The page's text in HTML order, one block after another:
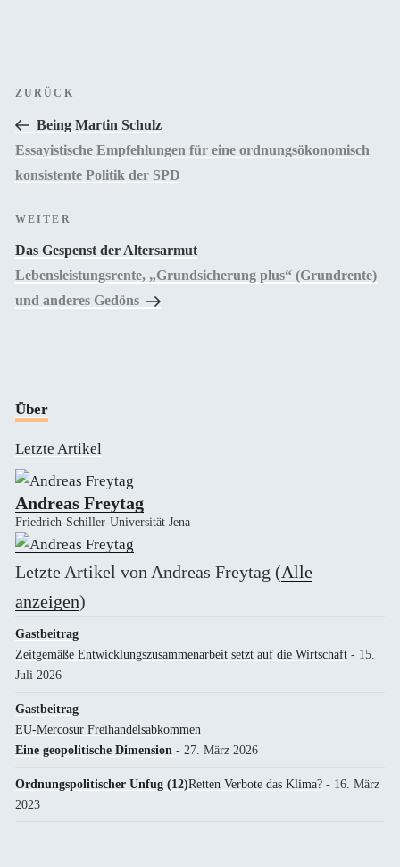
Beitragsnavigation
Vorheriger
Beitrag
ZURÜCK
Being Martin Schulz
Essayistische Empfehlungen für eine ordnungsökonomisch
konsistente Politik der SPD
Nächster
Beitrag
WEITER
Das Gespenst der Altersarmut
Lebensleistungsrente, „Grundsicherung plus“ (Grundrente)
und anderes Gedöns
Über
Letzte Artikel
Andreas Freytag
Friedrich-Schiller-Universität Jena
Letzte Artikel von Andreas Freytag (Alle
anzeigen)
Gastbeitrag
Zeitgemäße Entwicklungszusammenarbeit setzt auf die Wirtschaft - 15.
Juli 2026
Gastbeitrag
EU-Mercosur Freihandelsabkommen
Eine geopolitische Dimension - 27. März 2026
Ordnungspolitischer Unfug (12)Retten Verbote das Klima? - 16. März
2023